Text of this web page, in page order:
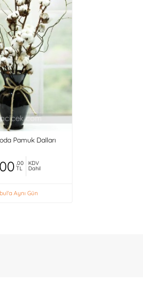
Pamuk Dalları
,00
TL
KDV
Dahil
Aynı Gün